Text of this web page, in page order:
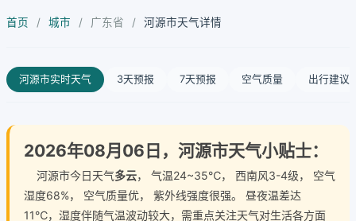
首页 / 城市 / 广东省 / 河源市天气详情
河源市实时天气 3天预报 7天预报 空气质量 出行建议
2026年08月06日，河源市天气小贴士：
河源市今日天气多云， 气温24~35℃， 西南风3-4级， 空气
湿度68%， 空气质量优， 紫外线强度很强。 昼夜温差达
11℃，湿度伴随气温波动较大，需重点关注天气对生活各方面